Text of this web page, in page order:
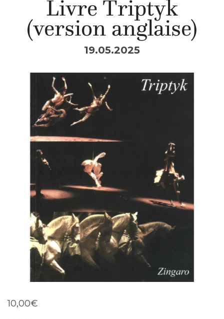
Livre Triptyk
(version anglaise)
19.05.2025
10,00€